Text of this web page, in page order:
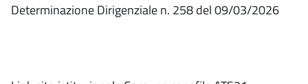
Determinazione Dirigenziale n. 258 del 09/03/2026